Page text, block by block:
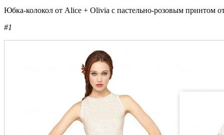
Юбка-колокол от Alice + Olivia с пастельно-розовым принтом
#1